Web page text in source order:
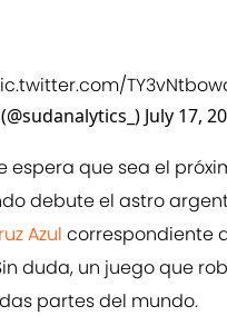
July 17,
espera que sea el
debute el astro
Azul correspondiente
duda, un juego que
partes del mundo.